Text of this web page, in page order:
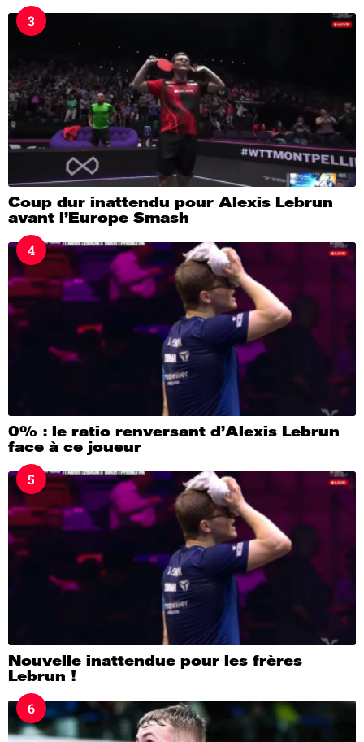
3
Coup dur inattendu pour Alexis Lebrun
avant l’Europe Smash
4
0% : le ratio renversant d’Alexis Lebrun
face à ce joueur
5
Nouvelle inattendue pour les frères
Lebrun !
6